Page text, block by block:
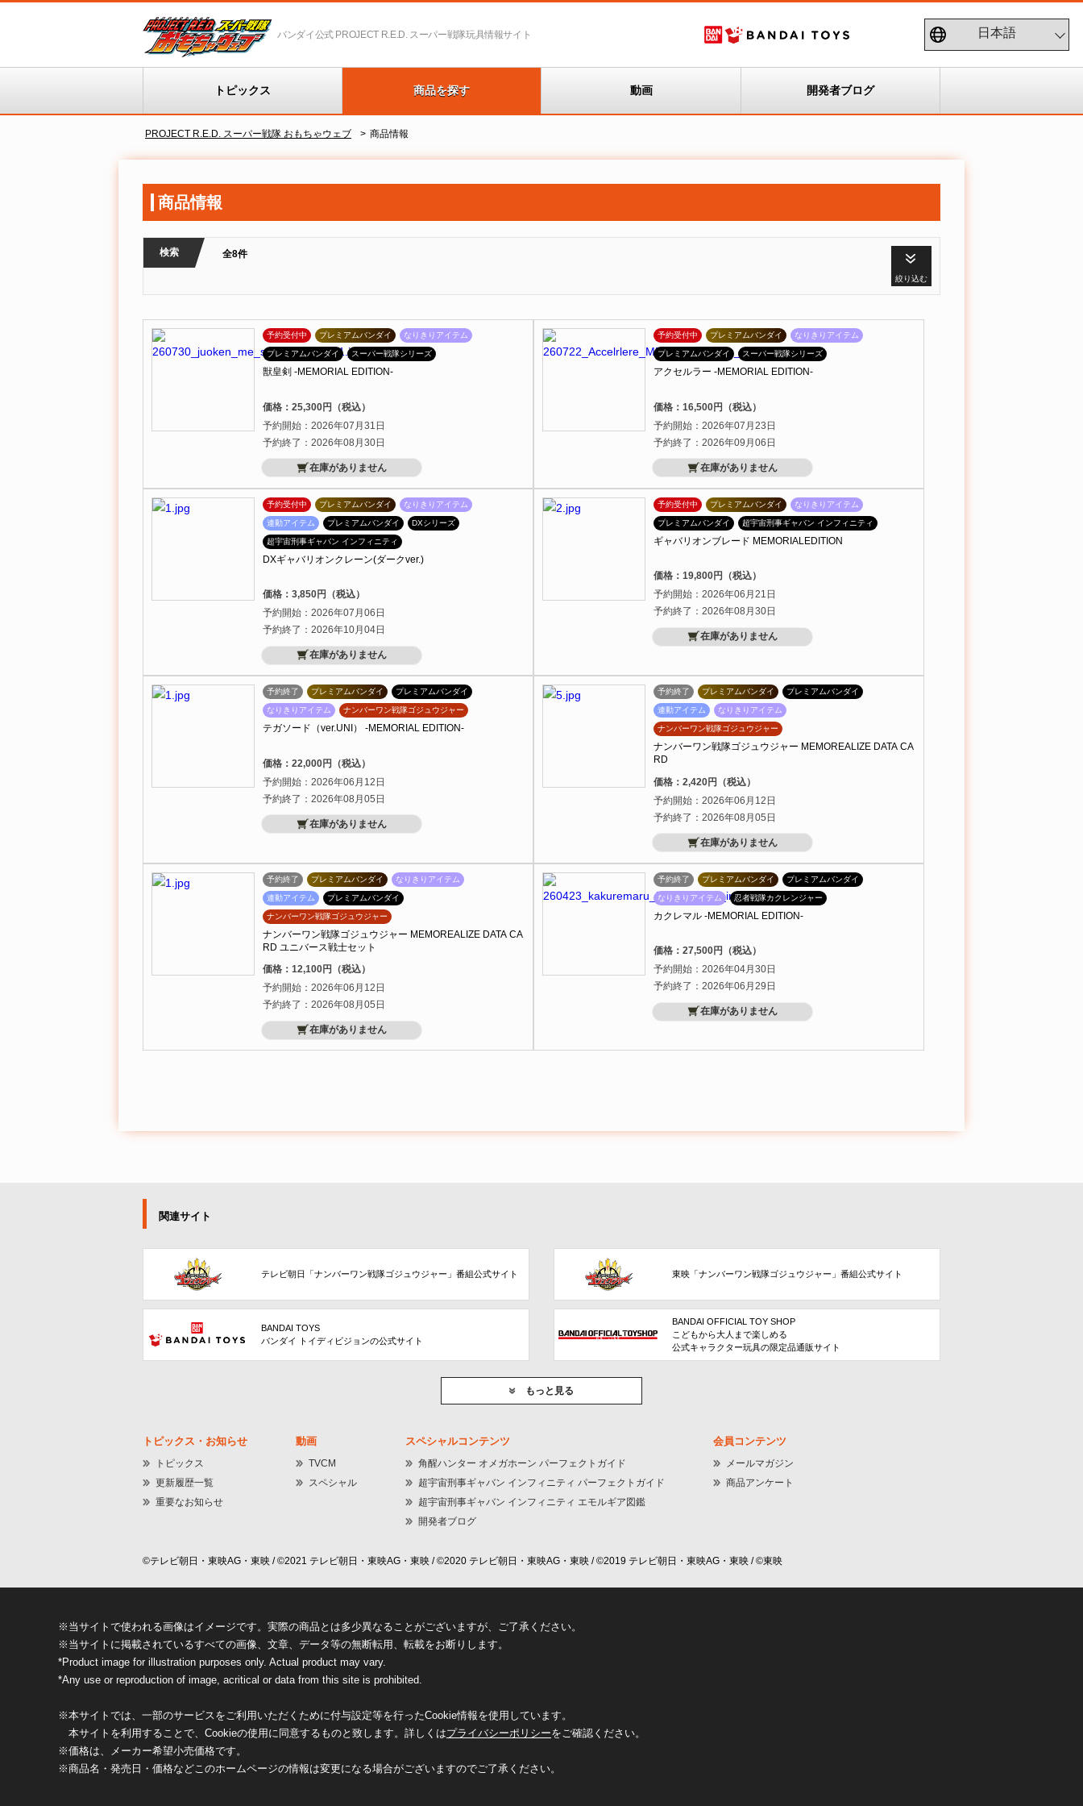
バンダイ公式 PROJECT R.E.D. スーパー戦隊玩具情報サイト
トピックス 商品を探す 動画 開発者ブログ
PROJECT R.E.D. スーパー戦隊 おもちゃウェブ 商品情報
商品情報
検索 全8件
絞り込む
予約受付中 プレミアムバンダイ なりきりアイテム
プレミアムバンダイ スーパー戦隊シリーズ
獣皇剣 -MEMORIAL EDITION-
価格：25,300円（税込）
予約開始：2026年07月31日
予約終了：2026年08月30日
在庫がありません
予約受付中 プレミアムバンダイ なりきりアイテム
プレミアムバンダイ スーパー戦隊シリーズ
アクセルラー -MEMORIAL EDITION-
価格：16,500円（税込）
予約開始：2026年07月23日
予約終了：2026年09月06日
在庫がありません
予約受付中 プレミアムバンダイ なりきりアイテム
連動アイテム プレミアムバンダイ DXシリーズ
超宇宙刑事ギャバン インフィニティ
DXギャバリオンクレーン(ダークver.)
価格：3,850円（税込）
予約開始：2026年07月06日
予約終了：2026年10月04日
在庫がありません
予約受付中 プレミアムバンダイ なりきりアイテム
プレミアムバンダイ 超宇宙刑事ギャバン インフィニティ
ギャバリオンブレード MEMORIALEDITION
価格：19,800円（税込）
予約開始：2026年06月21日
予約終了：2026年08月30日
在庫がありません
予約終了 プレミアムバンダイ プレミアムバンダイ
なりきりアイテム ナンバーワン戦隊ゴジュウジャー
テガソード（ver.UNI） -MEMORIAL EDITION-
価格：22,000円（税込）
予約開始：2026年06月12日
予約終了：2026年08月05日
在庫がありません
予約終了 プレミアムバンダイ プレミアムバンダイ
連動アイテム なりきりアイテム
ナンバーワン戦隊ゴジュウジャー
ナンバーワン戦隊ゴジュウジャー MEMOREALIZE DATA CA
RD
価格：2,420円（税込）
予約開始：2026年06月12日
予約終了：2026年08月05日
在庫がありません
予約終了 プレミアムバンダイ なりきりアイテム
連動アイテム プレミアムバンダイ
ナンバーワン戦隊ゴジュウジャー
ナンバーワン戦隊ゴジュウジャー MEMOREALIZE DATA CA
RD ユニバース戦士セット
価格：12,100円（税込）
予約開始：2026年06月12日
予約終了：2026年08月05日
在庫がありません
予約終了 プレミアムバンダイ プレミアムバンダイ
なりきりアイテム 忍者戦隊カクレンジャー
カクレマル -MEMORIAL EDITION-
価格：27,500円（税込）
予約開始：2026年04月30日
予約終了：2026年06月29日
在庫がありません
関連サイト
テレビ朝日「ナンバーワン戦隊ゴジュウジャー」番組公式サイト 東映「ナンバーワン戦隊ゴジュウジャー」番組公式サイト
BANDAI TOYS
バンダイ トイディビジョンの公式サイト
BANDAI OFFICIAL TOY SHOP
こどもから大人まで楽しめる
公式キャラクター玩具の限定品通販サイト
もっと見る
トピックス・お知らせ
トピックス
更新履歴一覧
重要なお知らせ
動画
TVCM
スペシャル
スペシャルコンテンツ
角醒ハンター オメガホーン パーフェクトガイド
超宇宙刑事ギャバン インフィニティ パーフェクトガイド
超宇宙刑事ギャバン インフィニティ エモルギア図鑑
開発者ブログ
会員コンテンツ
メールマガジン
商品アンケート
©テレビ朝日・東映AG・東映 / ©2021 テレビ朝日・東映AG・東映 / ©2020 テレビ朝日・東映AG・東映 / ©2019 テレビ朝日・東映AG・東映 / ©東映
※当サイトで使われる画像はイメージです。実際の商品とは多少異なることがございますが、ご了承ください。
※当サイトに掲載されているすべての画像、文章、データ等の無断転用、転載をお断りします。
*Product image for illustration purposes only. Actual product may vary.
*Any use or reproduction of image, acritical or data from this site is prohibited.
※本サイトでは、一部のサービスをご利用いただくために付与設定等を行ったCookie情報を使用しています。
本サイトを利用することで、Cookieの使用に同意するものと致します。詳しくはプライバシーポリシーをご確認ください。
※価格は、メーカー希望小売価格です。
※商品名・発売日・価格などこのホームページの情報は変更になる場合がございますのでご了承ください。